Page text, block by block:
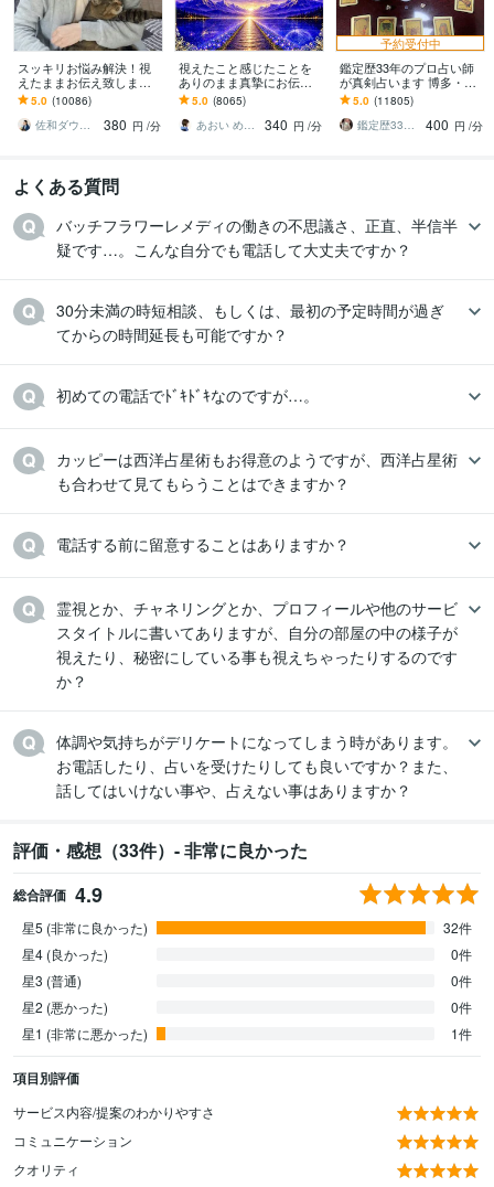
スッキリお悩み解決！視
えたままお伝え致します
恋愛、結婚、人間関係、
仕事、人生、ペットの気
持ち等◎祈願付き
5.0 (10086)
佐和ダウジング＆スピリットメンター
380 円 /分
視えたこと感じたことを
ありのまま真摯にお伝え
します 現実とスピリチュ
アルを繋ぐ鑑定であなた
の心に寄り添います
5.0 (8065)
あおい めぐみ✴︎魂の声伝達屋さん
340 円 /分
予約受付中
鑑定歴33年のプロ占い師
が真剣占います 博多・廓
屋の純血統占い祈願師
雷鳥
5.0 (11805)
鑑定歴33年のプロ占い師 雷鳥
400 円 /分
よくある質問
バッチフラワーレメディの働きの不思議さ、正直、半信半
疑です…。こんな自分でも電話して大丈夫ですか？
30分未満の時短相談、もしくは、最初の予定時間が過ぎ
てからの時間延長も可能ですか？
初めての電話でﾄﾞｷﾄﾞｷなのですが…。
カッピーは西洋占星術もお得意のようですが、西洋占星術
も合わせて見てもらうことはできますか？
電話する前に留意することはありますか？
霊視とか、チャネリングとか、プロフィールや他のサービ
スタイトルに書いてありますが、自分の部屋の中の様子が
視えたり、秘密にしている事も視えちゃったりするのです
か？
体調や気持ちがデリケートになってしまう時があります。
お電話したり、占いを受けたりしても良いですか？また、
話してはいけない事や、占えない事はありますか？
評価・感想（33件）- 非常に良かった
総合評価 4.9
星5 (非常に良かった)
32件
星4 (良かった)
0件
星3 (普通)
0件
星2 (悪かった)
0件
星1 (非常に悪かった)
1件
項目別評価
サービス内容/提案のわかりやすさ
コミュニケーション
クオリティ